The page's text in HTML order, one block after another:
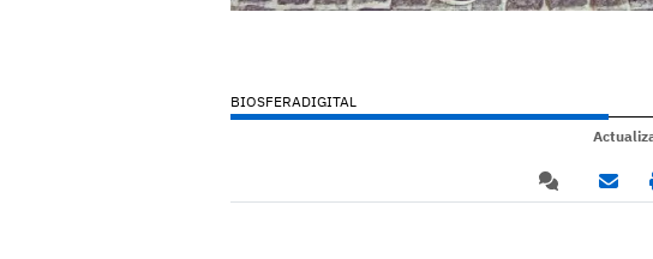
BIOSFERADIGITAL